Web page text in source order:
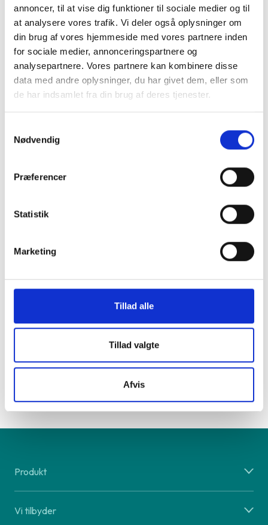
annoncer, til at vise dig funktioner til sociale medier og til
at analysere vores trafik. Vi deler også oplysninger om
din brug af vores hjemmeside med vores partnere inden
for sociale medier, annonceringspartnere og
analysepartnere. Vores partnere kan kombinere disse
data med andre oplysninger, du har givet dem, eller som
de har indsamlet fra din brug af deres tjenester.
Nødvendig
Præferencer
Statistik
Marketing
Tillad alle
Tillad valgte
Afvis
Kom og besøg
os i en af vores
mange
butikker i hele
Danmark
Find din lokale forretningher
Produkt
Vi tilbyder